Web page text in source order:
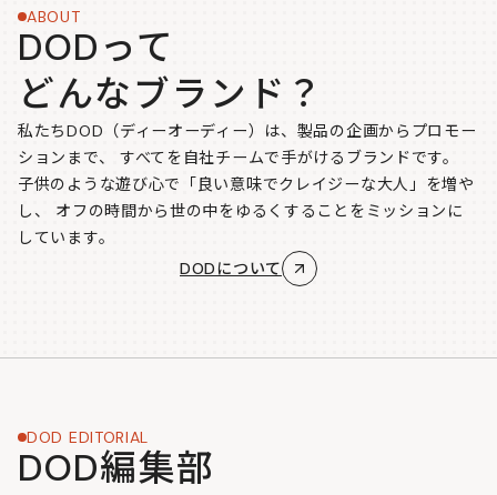
ABOUT
DODって
どんなブランド？
私たちDOD（ディーオーディー）は、製品の企画からプロモー
ションまで、
すべてを自社チームで手がけるブランドです。
子供のような遊び心で「良い意味でクレイジーな大人」を増や
し、
オフの時間から世の中をゆるくすることをミッションに
しています。
DODについて
DOD EDITORIAL
DOD編集部